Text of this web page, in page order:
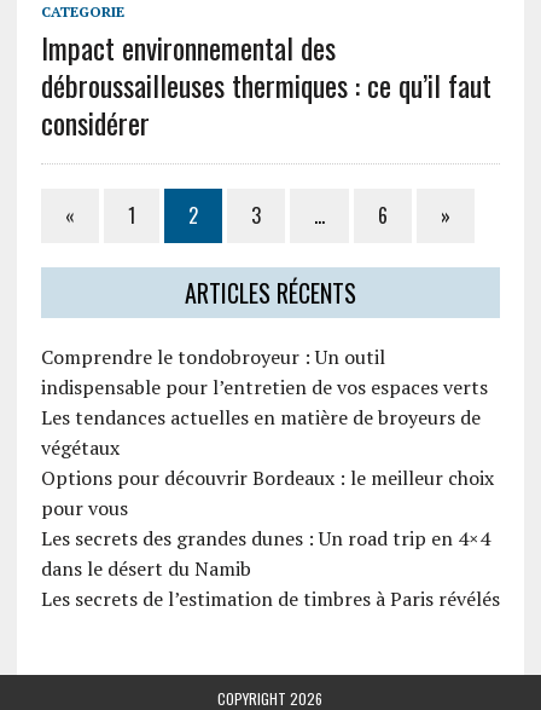
CATEGORIE
Impact environnemental des
débroussailleuses thermiques : ce qu’il faut
considérer
« 1 2 3 … 6 »
ARTICLES RÉCENTS
Comprendre le tondobroyeur : Un outil
indispensable pour l’entretien de vos espaces verts
Les tendances actuelles en matière de broyeurs de
végétaux
Options pour découvrir Bordeaux : le meilleur choix
pour vous
Les secrets des grandes dunes : Un road trip en 4×4
dans le désert du Namib
Les secrets de l’estimation de timbres à Paris révélés
COPYRIGHT 2026